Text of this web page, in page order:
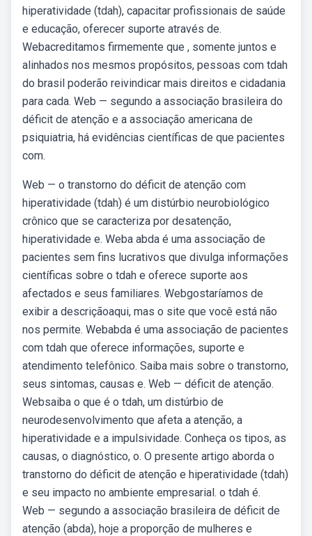
hiperatividade (tdah), capacitar profissionais de saúde
e educação, oferecer suporte através de.
Webacreditamos firmemente que , somente juntos e
alinhados nos mesmos propósitos, pessoas com tdah
do brasil poderão reivindicar mais direitos e cidadania
para cada. Web — segundo a associação brasileira do
déficit de atenção e a associação americana de
psiquiatria, há evidências científicas de que pacientes
com.
Web — o transtorno do déficit de atenção com
hiperatividade (tdah) é um distúrbio neurobiológico
crônico que se caracteriza por desatenção,
hiperatividade e. Weba abda é uma associação de
pacientes sem fins lucrativos que divulga informações
científicas sobre o tdah e oferece suporte aos
afectados e seus familiares. Webgostaríamos de
exibir a descriçãoaqui, mas o site que você está não
nos permite. Webabda é uma associação de pacientes
com tdah que oferece informações, suporte e
atendimento telefônico. Saiba mais sobre o transtorno,
seus sintomas, causas e. Web — déficit de atenção.
Websaiba o que é o tdah, um distúrbio de
neurodesenvolvimento que afeta a atenção, a
hiperatividade e a impulsividade. Conheça os tipos, as
causas, o diagnóstico, o. O presente artigo aborda o
transtorno do déficit de atenção e hiperatividade (tdah)
e seu impacto no ambiente empresarial. o tdah é.
Web — segundo a associação brasileira de déficit de
atenção (abda), hoje a proporção de mulheres e